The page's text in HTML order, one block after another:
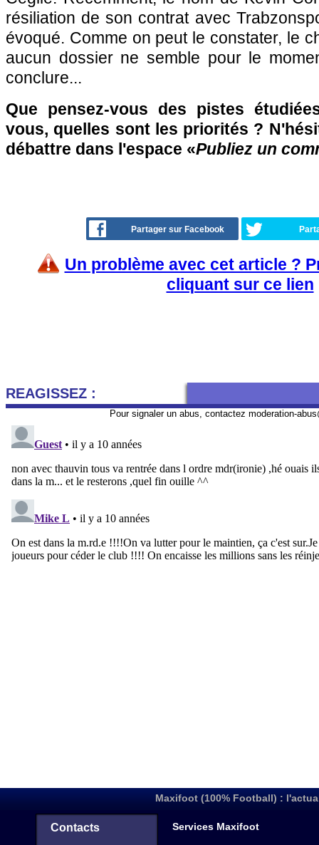
résiliation de son contrat avec
évoqué. Comme on peut le constater, le
aucun dossier ne semble pour le
conclure...
Que pensez-vous des pistes
vous, quelles sont les priorités ?
débattre dans l'espace «Publiez un
Partager sur Facebook
Un problème avec cet article ?
cliquant sur ce lien
REAGISSEZ :
Pour signaler un abus, contactez moderation-
Maxifoot (100% Football) :
Contacts Services Maxifoot